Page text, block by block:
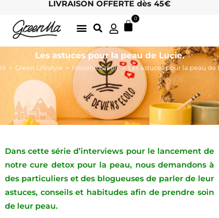
LIVRAISON OFFERTE dès 45€
0
Les astuces pour la peau de Lucie.
> Green Lifestyle > Héroïne Green > Les astuces pour la peau de
Dans cette série d’interviews pour le lancement de
notre cure detox pour la peau, nous demandons à
des particuliers et des blogueuses de parler de leur
astuces, conseils et habitudes afin de prendre soin
de leur peau.